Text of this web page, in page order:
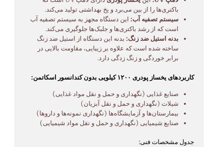
باکتری‌ها را از بین می‌برد و یخ بهداشتی تولید می‌کند.
سیستم تصفیه آب: این دستگاه مجهز به سیستم تصفیه آب
است که از رشد باکتری‌ها و جلبک‌ها جلوگیری می‌کند.
بدنه استیل ضد زنگ: بدنه این دستگاه از استیل ضد زنگ
ساخته شده است که علاوه بر زیبایی، مقاومت بالایی در
برابر خوردگی و زنگ زدگی دارد.
کاربردهای یخساز پودری ۱۲۰۰ کیلویی بدون کندانسور اسکاتمن:
صنایع غذایی (نگهداری و حمل و نقل مواد غذایی)
شیلات (نگهداری و حمل و نقل آبزیان)
بیمارستان‌ها و آزمایشگاه‌ها (نگهداری نمونه‌ها و داروها)
صنایع شیمیایی (نگهداری و حمل و نقل مواد شیمیایی)
جدول مشخصات فنی: